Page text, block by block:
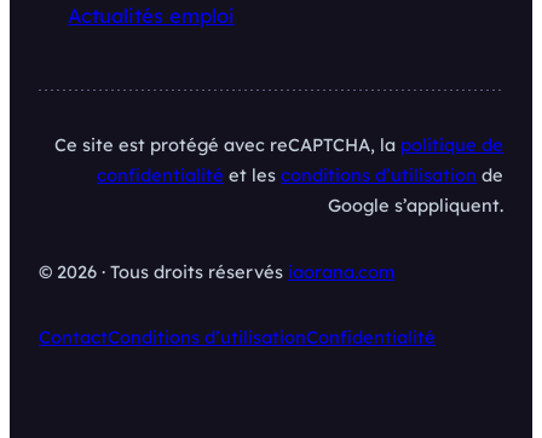
Actualités emploi
Ce site est protégé avec reCAPTCHA, la politique de
confidentialité et les conditions d’utilisation de
Google s’appliquent.
© 2026 · Tous droits réservés iaorana.com
ContactConditions d’utilisationConfidentialité